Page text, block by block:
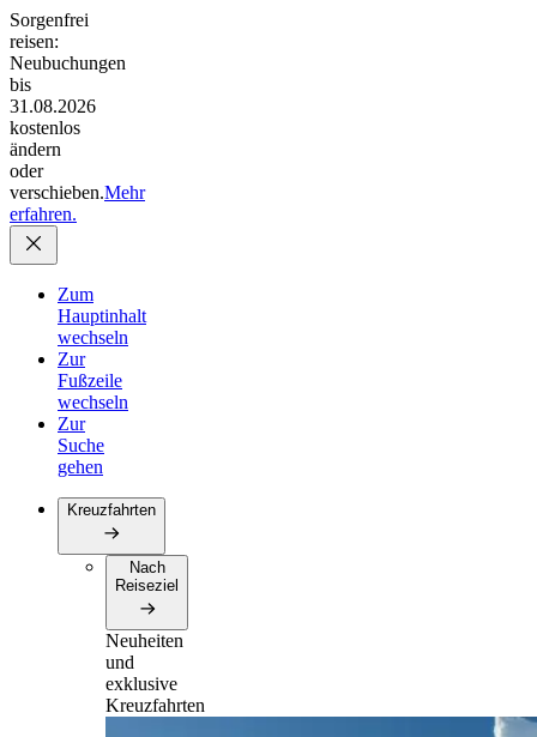
Sorgenfrei
reisen:
Neubuchungen
bis
31.08.2026
kostenlos
ändern
oder
verschieben.Mehr
erfahren.
Zum
Hauptinhalt
wechseln
Zur
Fußzeile
wechseln
Zur
Suche
gehen
Kreuzfahrten
Nach
Reiseziel
Neuheiten
und
exklusive
Kreuzfahrten